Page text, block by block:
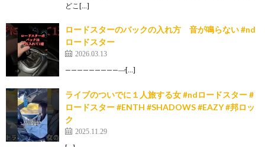
どこ[…]
ロードスターのバックの入れ方 音が鳴らない #nd
ロードスター
2026.03.13
——————————̵[…]
ライブのついでに１人旅する女 #ndロードスター #
ロードスター #ENTH #SHADOWS #EAZY #邦ロッ
ク
2025.11.29